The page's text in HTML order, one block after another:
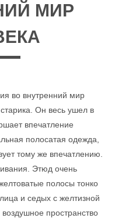
МИР
во внутренний мир
Он весь ушел в
впечатление
полосатая одежда,
тому же впечатлению.
Этюд очень
полосы тонко
и седых с желтизной
воздушное пространство